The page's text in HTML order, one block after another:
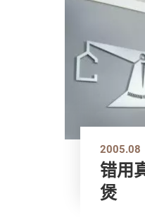
2005.08
错用
煲